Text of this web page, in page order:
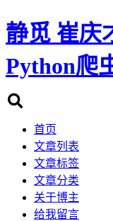
静觅 崔庆
Python爬
首页
文章列表
文章标签
文章分类
关于博主
给我留言